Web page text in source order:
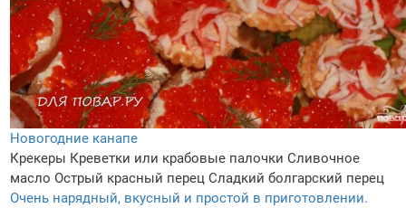
Новогодние канапе
Крекеры Креветки или крабовые палочки Сливочное
масло Острый красный перец Сладкий болгарский перец
Очень нарядный, вкусный и простой в приготовлении.